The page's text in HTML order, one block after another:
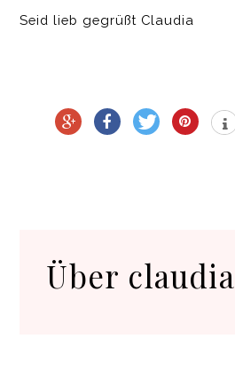
Seid lieb gegrüßt Claudia
Über claudia